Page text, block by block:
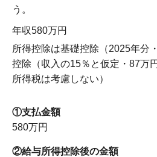
う。
年収580万円
所得控除は基礎控除（2025年分・
控除（収入の15％と仮定・ 87万
所得税は考慮しない）
①支払金額
580万円
②給与所得控除後の金額